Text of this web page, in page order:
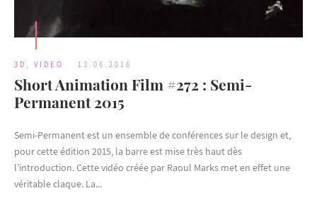
3D , VIDEO 13.06.2016
Short Animation Film #272 : Semi-
Permanent 2015
Semi-Permanent est un ensemble de conférences sur le design et,
pour cette édition 2015, la barre est mise très haut dès
l’introduction. Cette vidéo créée par Raoul Marks met en effet une
véritable claque. La...